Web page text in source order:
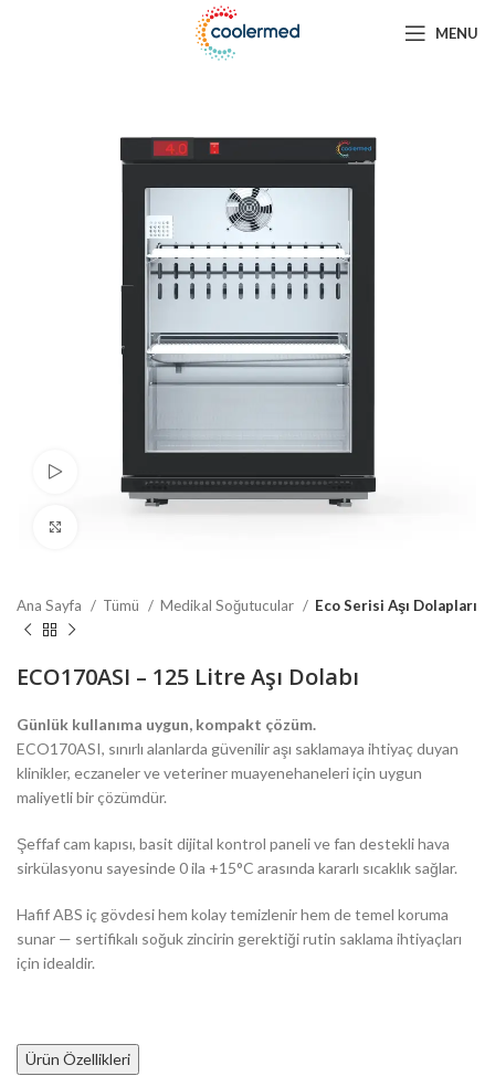
MENU
Watch video
Ana Sayfa Tümü Medikal Soğutucular Eco Serisi Aşı Dolapları
ECO170ASI – 125 Litre Aşı Dolabı
Günlük kullanıma uygun, kompakt çözüm.
ECO170ASI, sınırlı alanlarda güvenilir aşı saklamaya ihtiyaç duyan
klinikler, eczaneler ve veteriner muayenehaneleri için uygun
maliyetli bir çözümdür.
Şeffaf cam kapısı, basit dijital kontrol paneli ve fan destekli hava
sirkülasyonu sayesinde 0 ila +15°C arasında kararlı sıcaklık sağlar.
Hafif ABS iç gövdesi hem kolay temizlenir hem de temel koruma
sunar — sertifikalı soğuk zincirin gerektiği rutin saklama ihtiyaçları
için idealdir.
Ürün Özellikleri